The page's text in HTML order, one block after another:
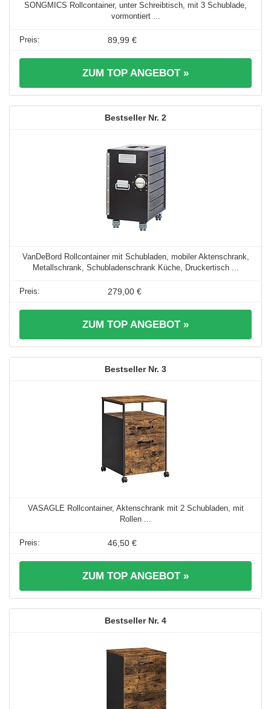
SONGMICS Rollcontainer, unter Schreibtisch, mit 3 Schublade,
vormontiert ...
89,99 €
ZUM TOP ANGEBOT »
2
VanDeBord Rollcontainer mit Schubladen, mobiler Aktenschrank,
Metallschrank, Schubladenschrank Küche, Druckertisch ...
279,00 €
ZUM TOP ANGEBOT »
3
VASAGLE Rollcontainer, Aktenschrank mit 2 Schubladen, mit
Rollen ...
46,50 €
ZUM TOP ANGEBOT »
4